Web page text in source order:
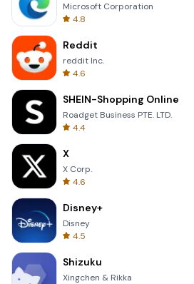
Microsoft Corporation
4.8
Reddit
reddit Inc.
4.6
SHEIN-Shopping Online
Roadget Business PTE. LTD.
4.4
X
X Corp.
4.6
Disney+
Disney
4.5
Shizuku
Xingchen & Rikka